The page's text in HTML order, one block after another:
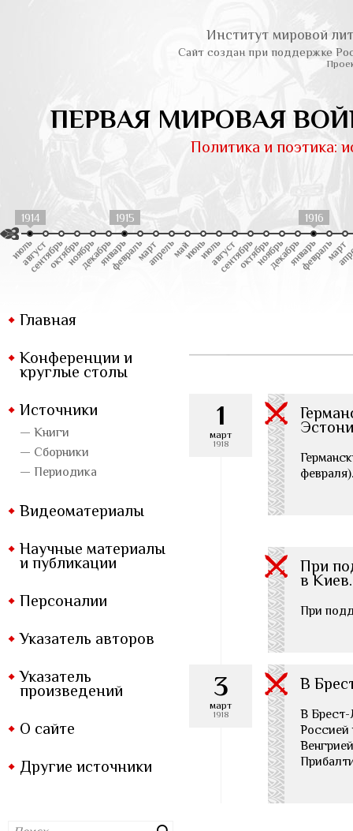
Институт мировой
Сайт создан при поддержке
ПЕРВАЯ МИРОВАЯ
Политика и поэтика:
1914 1915 1916
Главная
Конференции и
круглые столы
Источники
— Книги
— Сборники
— Периодика
Видеоматериалы
Научные материалы
и публикации
Персоналии
Указатель авторов
Указатель
произведений
О сайте
Другие источники
1
март
1918
февраля).
При
в Киев.
При
3
март
1918
В
В Брест-
Россией